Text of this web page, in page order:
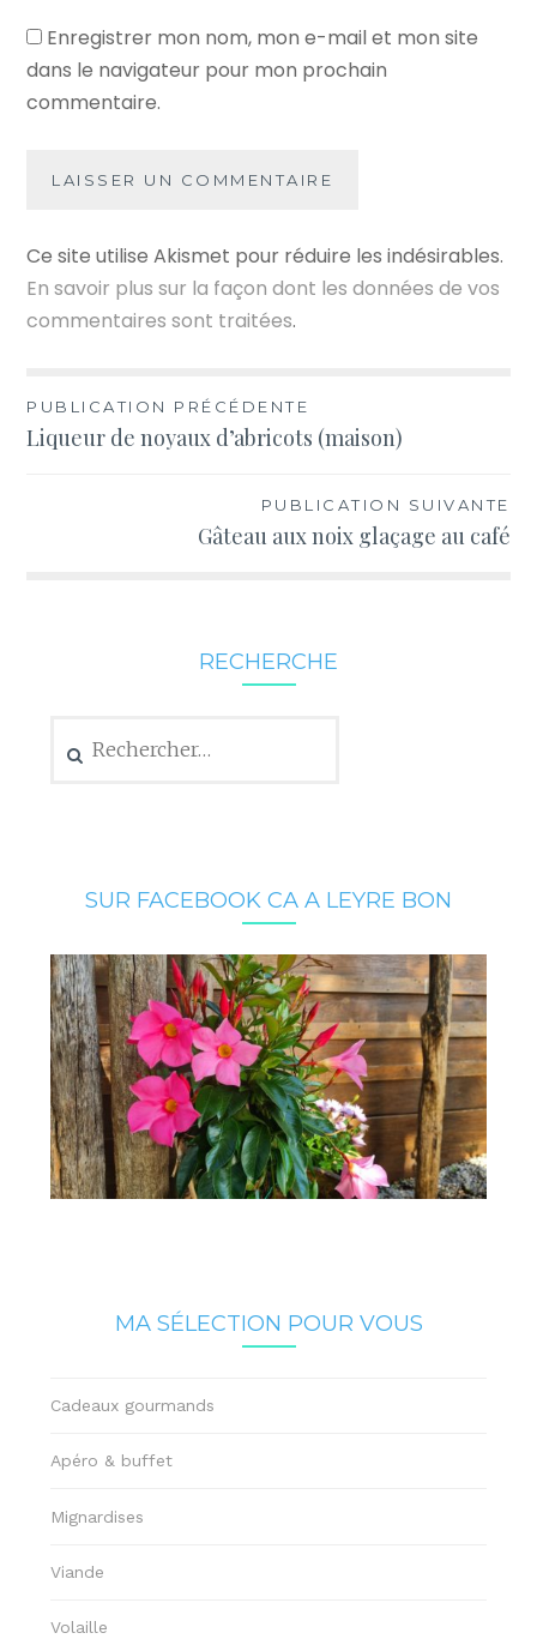
Enregistrer mon nom, mon e-mail et mon site
dans le navigateur pour mon prochain
commentaire.
Ce site utilise Akismet pour réduire les indésirables.
En savoir plus sur la façon dont les données de vos
commentaires sont traitées.
Navigation
de
PUBLICATION PRÉCÉDENTE
Liqueur de noyaux d’abricots (maison)
PUBLICATION SUIVANTE
Gâteau aux noix glaçage au café
RECHERCHE
SUR FACEBOOK CA A LEYRE BON
MA SÉLECTION POUR VOUS
Cadeaux gourmands
Apéro & buffet
Mignardises
Viande
Volaille